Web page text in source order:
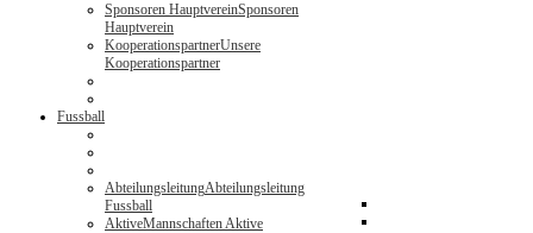
Sponsoren HauptvereinSponsoren
Hauptverein
KooperationspartnerUnsere
Kooperationspartner
Fussball
AbteilungsleitungAbteilungsleitung
Fussball
AktiveMannschaften Aktive